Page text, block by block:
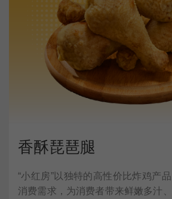
香酥琵琶腿
“小红房”以独特的高性价比炸鸡产
消费需求，为消费者带来鲜嫩多汁